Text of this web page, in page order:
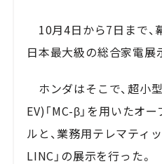
10月4日から7日まで、
日本最大級の総合家電展
ホンダはそこで、超小
EV)「MC-β」を用いたオ
ルと、業務用テレマティ
LINC」の展示を行った。